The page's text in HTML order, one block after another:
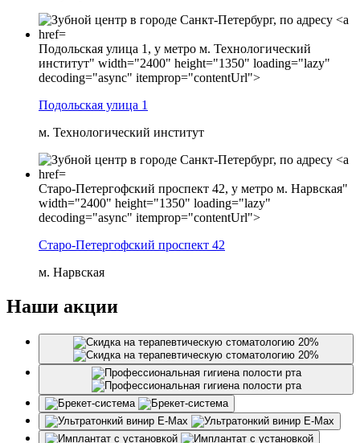
Подольская улица 1, у метро м. Технологический
институт" width="2400" height="1350" loading="lazy"
decoding="async" itemprop="contentUrl">
Подольская улица 1
м. Технологический институт
Старо-Петергофский проспект 42, у метро м. Нарвская"
width="2400" height="1350" loading="lazy"
decoding="async" itemprop="contentUrl">
Старо‑Петергофский проспект 42
м. Нарвская
Наши акции